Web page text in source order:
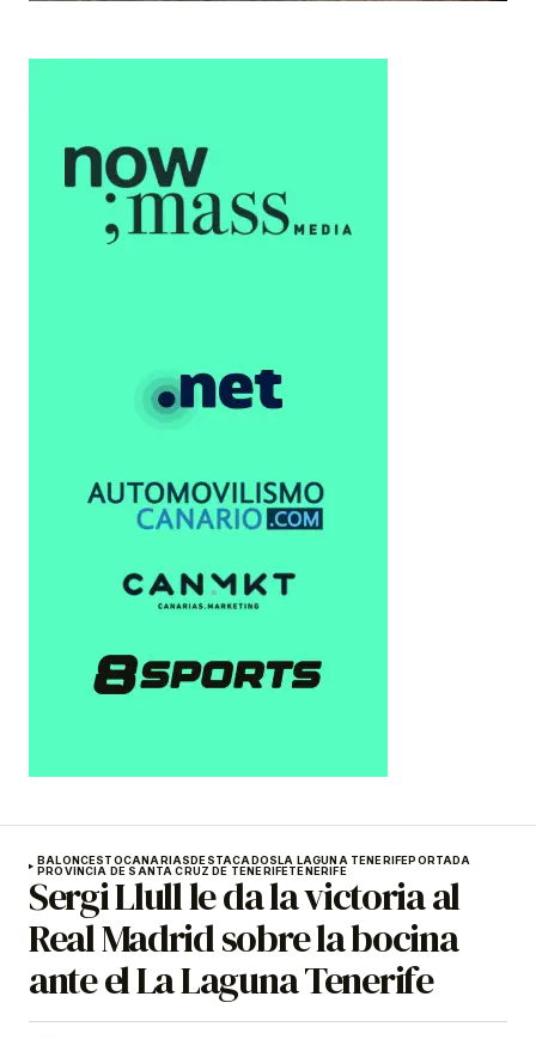
BALONCESTOCANARIASDESTACADOSLA LAGUNA TENERIFEPORTADA
PROVINCIA DE SANTA CRUZ DE TENERIFETENERIFE
Sergi Llull le da la victoria al
Real Madrid sobre la bocina
ante el La Laguna Tenerife